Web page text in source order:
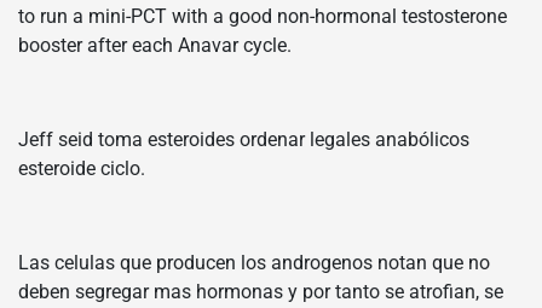
to run a mini-PCT with a good non-hormonal testosterone
booster after each Anavar cycle.
Jeff seid toma esteroides ordenar legales anabólicos
esteroide ciclo.
Las celulas que producen los androgenos notan que no
deben segregar mas hormonas y por tanto se atrofian, se